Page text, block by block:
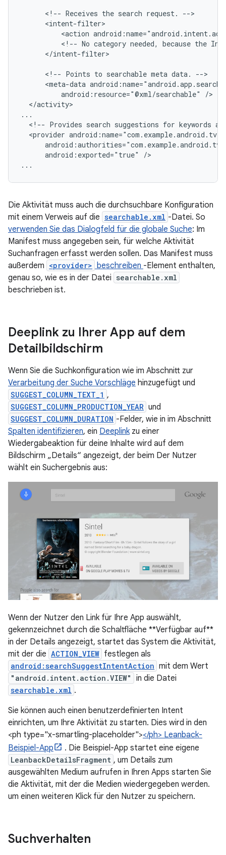
<!-- Receives the search request.
<action
<!-- No category needed, because the
</intent-filter>
<!-- Points to searchable meta data.
<meta-data
android:resource="@xml/searchable"
</activity>
<!-- Provides search suggestions for keywords
<provider
android:exported="true"
/>
...
Die Aktivität muss auch die durchsuchbare Konfiguration
mit einem Verweis auf die searchable.xml -Datei. So
verwenden Sie das Dialogfeld für die globale Suche: Im
Manifest muss angegeben sein, für welche Aktivität
Suchanfragen erfasst werden sollen. Das Manifest muss
außerdem <provider> beschreiben -Element enthalten,
genau so, wie es in der Datei searchable.xml
beschrieben ist.
Deeplink zu Ihrer App auf dem
Detailbildschirm
Wenn Sie die Suchkonfiguration wie im Abschnitt zur
Verarbeitung der Suche Vorschläge hinzugefügt und
SUGGEST_COLUMN_TEXT_1 ,
SUGGEST_COLUMN_PRODUCTION_YEAR und
SUGGEST_COLUMN_DURATION -Felder, wie in im Abschnitt
Spalten identifizieren, ein Deeplinkzu einer
Wiedergabeaktion für deine Inhalte wird auf dem
Bildschirm „Details“ angezeigt, der beim Der Nutzer
wählt ein Suchergebnis aus:
Wenn der Nutzer den Link für Ihre App auswählt,
gekennzeichnet durch die Schaltfläche **Verfügbar auf**
in der Details angezeigt, startet das System die Aktivität,
mit der die ACTION_VIEW festlegen als
android:searchSuggestIntentAction mit dem Wert
"android.intent.action.VIEW" in die Datei
searchable.xml .
Sie können auch einen benutzerdefinierten Intent
einrichten, um Ihre Aktivität zu starten. Dies wird in den
<ph type="x-smartling-placeholder"></ph> Leanback-
Beispiel-App
. Die Beispiel-App startet eine eigene
LeanbackDetailsFragment , um Details zum
ausgewählten Medium aufrufen in Ihren Apps starten Sie
die Aktivität, mit der die Medien wiedergegeben werden.
um einen weiteren Klick für den Nutzer zu speichern.
Suchverhalten